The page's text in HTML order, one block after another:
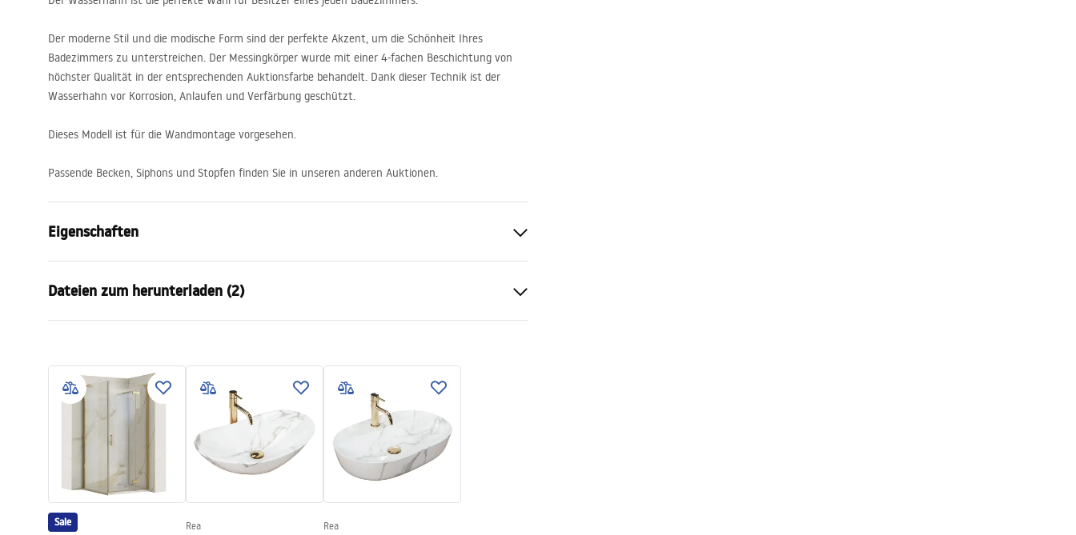
Der moderne Stil und die modische Form sind der perfekte Akzent, um die Schönheit Ihres
Badezimmers zu unterstreichen. Der Messingkörper wurde mit einer 4-fachen Beschichtung von
höchster Qualität in der entsprechenden Auktionsfarbe behandelt. Dank dieser Technik ist der
Wasserhahn vor Korrosion, Anlaufen und Verfärbung geschützt.
Dieses Modell ist für die Wandmontage vorgesehen.
Passende Becken, Siphons und Stopfen finden Sie in unseren anderen Auktionen.
Eigenschaften
Montageart
Farbe
Gebürstetes Gold
Material
Auslauf Reichweite
110
PVD
Anschuss Durchmesser
Dateien zum herunterladen (2)
Instrukcja_montazu_.pdf
Warranty_Terms_and_Conditions_
Faucets_-_5.pdf
Sale Rea Rea